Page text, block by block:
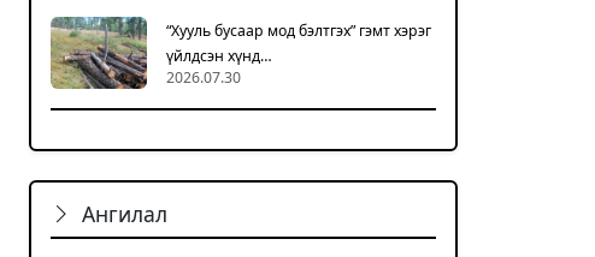
“Хууль бусаар мод бэлтгэх” гэмт хэрэг
үйлдсэн хүнд…
2026.07.30
Ангилал